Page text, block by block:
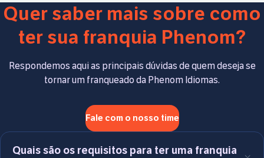
Quer saber mais sobre como
ter sua franquia Phenom?
Respondemos aqui as principais dúvidas de quem deseja se
tornar um franqueado da Phenom Idiomas.
Fale com o nosso time
Quais são os requisitos para ter uma franquia